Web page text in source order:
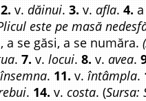
2. v.dăinui.3. v.afla.4.
este pe masă
a se găsi, a se număra.
.7. v.locui.8. v.avea.
însemna. 11. v.întâmpla.
. 14. v.costa. (Sursa: